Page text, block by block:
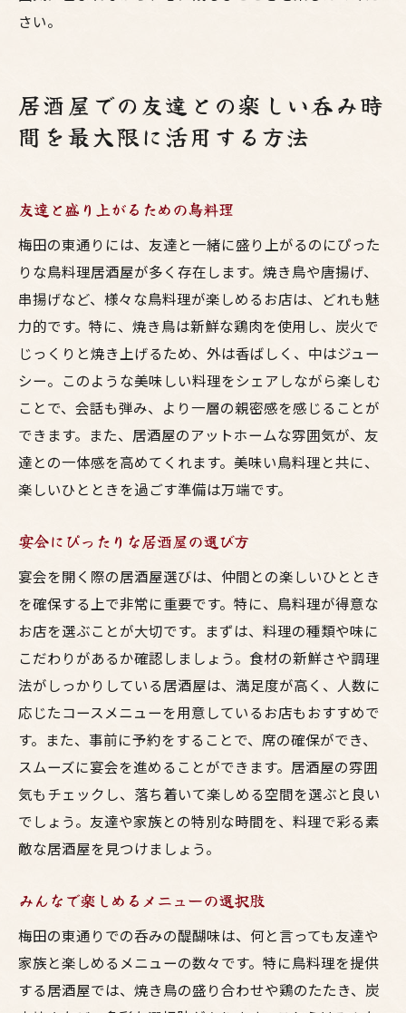
さい。
居酒屋での友達との楽しい呑み時
間を最大限に活用する方法
友達と盛り上がるための鳥料理
梅田の東通りには、友達と一緒に盛り上がるのにぴった
りな鳥料理居酒屋が多く存在します。焼き鳥や唐揚げ、
串揚げなど、様々な鳥料理が楽しめるお店は、どれも魅
力的です。特に、焼き鳥は新鮮な鶏肉を使用し、炭火で
じっくりと焼き上げるため、外は香ばしく、中はジュー
シー。このような美味しい料理をシェアしながら楽しむ
ことで、会話も弾み、より一層の親密感を感じることが
できます。また、居酒屋のアットホームな雰囲気が、友
達との一体感を高めてくれます。美味い鳥料理と共に、
楽しいひとときを過ごす準備は万端です。
宴会にぴったりな居酒屋の選び方
宴会を開く際の居酒屋選びは、仲間との楽しいひととき
を確保する上で非常に重要です。特に、鳥料理が得意な
お店を選ぶことが大切です。まずは、料理の種類や味に
こだわりがあるか確認しましょう。食材の新鮮さや調理
法がしっかりしている居酒屋は、満足度が高く、人数に
応じたコースメニューを用意しているお店もおすすめで
す。また、事前に予約をすることで、席の確保ができ、
スムーズに宴会を進めることができます。居酒屋の雰囲
気もチェックし、落ち着いて楽しめる空間を選ぶと良い
でしょう。友達や家族との特別な時間を、料理で彩る素
敵な居酒屋を見つけましょう。
みんなで楽しめるメニューの選択肢
梅田の東通りでの呑みの醍醐味は、何と言っても友達や
家族と楽しめるメニューの数々です。特に鳥料理を提供
する居酒屋では、焼き鳥の盛り合わせや鶏のたたき、炭